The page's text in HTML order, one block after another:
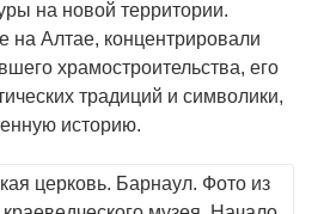
на новой территории.
Алтае, концентрировали
храмостроительства, его
традиций и символики,
историю.